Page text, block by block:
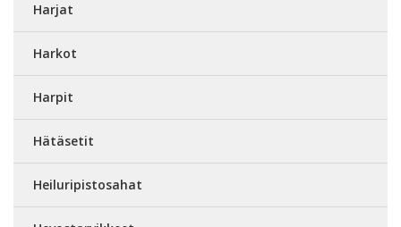
Harjat
Harkot
Harpit
Hätäsetit
Heiluripistosahat